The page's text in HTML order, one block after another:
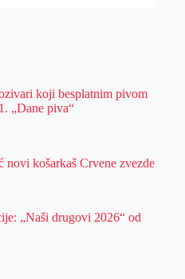
koji besplatnim pivom
„Dane piva“
košarkaš Crvene zvezde
„Naši drugovi 2026“ od